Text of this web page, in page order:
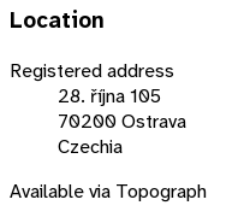
Location
Registered address
28. října 105
70200 Ostrava
Czechia
Available via Topograph